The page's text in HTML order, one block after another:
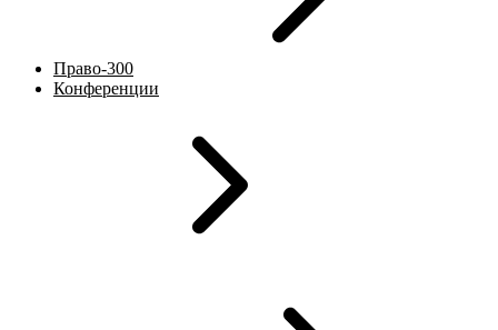
Право-300
Конференции